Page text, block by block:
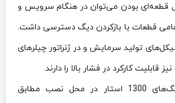
قطعه‌ای بودن می‌توان در هنگام سرویس و
قطعات با بازکردن دیگ دسترسی داشت.
تولید سرمایش و در ژنراتور چیلرهای
قابلیت کارکرد در فشار بالا را دارند.
هم اکنون دیگ‌های 1300 استار در محل نصب مطابق